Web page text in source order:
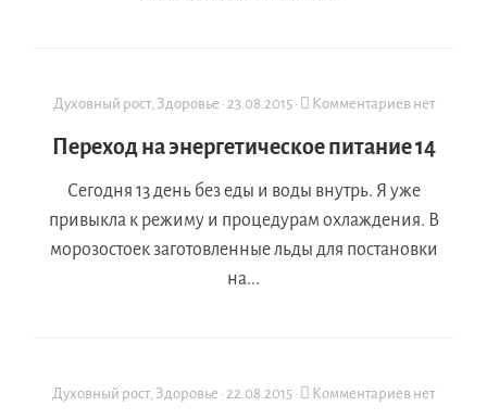
Духовный рост, Здоровье · 23.08.2015· Комментариев нет
Переход на энергетическое питание 14
Сегодня 13 день без еды и воды внутрь. Я уже
привыкла к режиму и процедурам охлаждения. В
морозостоек заготовленные льды для постановки
на...
Духовный рост, Здоровье · 22.08.2015 · Комментариев нет